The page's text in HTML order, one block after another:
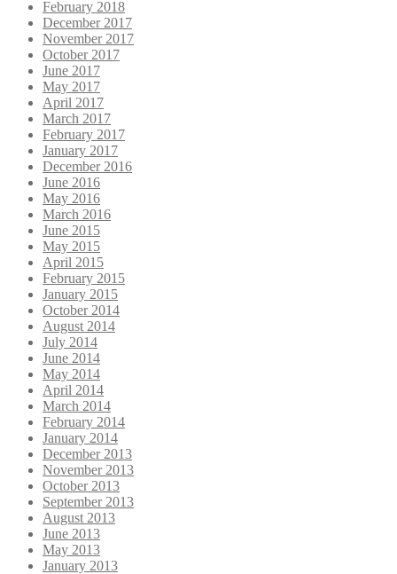
February 2018
December 2017
November 2017
October 2017
June 2017
May 2017
April 2017
March 2017
February 2017
January 2017
December 2016
June 2016
May 2016
March 2016
June 2015
May 2015
April 2015
February 2015
January 2015
October 2014
August 2014
July 2014
June 2014
May 2014
April 2014
March 2014
February 2014
January 2014
December 2013
November 2013
October 2013
September 2013
August 2013
June 2013
May 2013
January 2013